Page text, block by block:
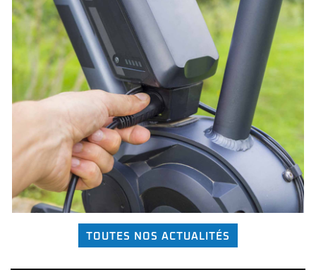
de brouillard, il convient de réduire votre vitesse, notamment
afin de pouvoir « anticiper » les imprévus dus à la visibilité
moins importante. Au delà de modérer votre vitesse, il convient
d’anticiper au maximum . On pensera aux feux rouges et
intersections. On évitera d’accélérer et de freiner
trop
brusquement
vous apparaissent comme ceux provenant de la sécurité
routière, vous voyez juste : une conduite sécurisée est une
conduite économique, tant pour l’autonomie que pour le
portefeuille.
ANTICIPER LES SITUATIONS DE
CONDUITE
L’anticipation est l’une des principales bonnes habitudes à
TOUTES NOS ACTUALITÉS